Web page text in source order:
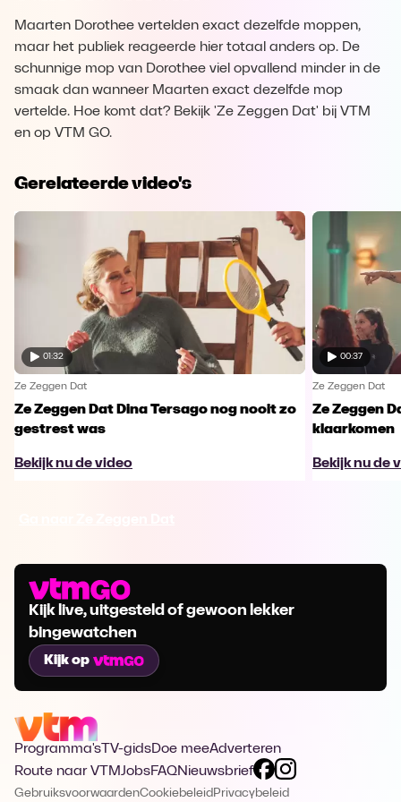
Maarten Dorothee vertelden exact dezelfde moppen,
maar het publiek reageerde hier totaal anders op. De
schunnige mop van Dorothee viel opvallend minder in de
smaak dan wanneer Maarten exact dezelfde mop
vertelde. Hoe komt dat? Bekijk 'Ze Zeggen Dat' bij VTM
en op VTM GO.
Gerelateerde video's
01:32
Ze Zeggen Dat
Ze Zeggen Dat Dina Tersago nog nooit zo
gestrest was
Bekijk nu de video
00:37
Ze Zeggen Dat
Ze Zeggen
klaarkomen
Bekijk nu de
Kijk live, uitgesteld of gewoon lekker
bingewatchen
Kijk op
Programma's TV-gidsDoe meeAdverteren
Route naar VTMJobsFAQNieuwsbrief
GebruiksvoorwaardenCookiebeleid Privacybeleid